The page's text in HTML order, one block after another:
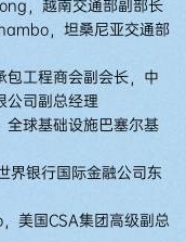
，越南交通部副部长
，坦桑尼亚交通部
包工程商会副会长，中
公司副总经理
球基础设施巴塞尔基
界银行国际金融公司东
美国CSA集团高级副总